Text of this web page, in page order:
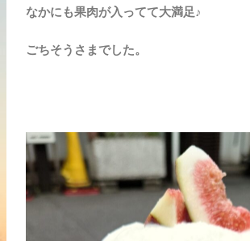
なかにも果肉が入ってて大満足♪
ごちそうさまでした。